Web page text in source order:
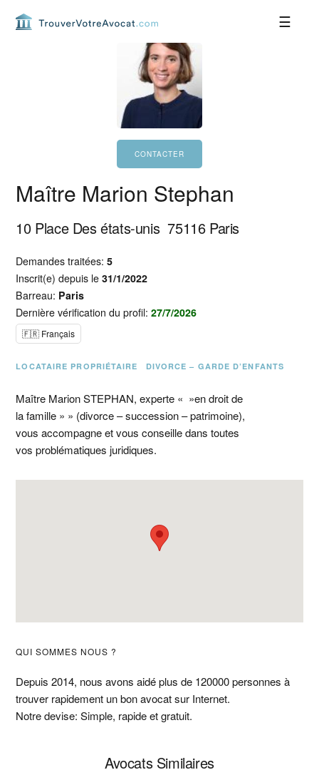
Maître Marion Stephan
10 Place Des états-unis 75116 Paris
Demandes traitées:5
Inscrit(e) depuis le31/1/2022
Barreau: Paris
Dernière vérification du profil:27/7/2026
🇫🇷 Français
LOCATAIRE PROPRIÉTAIRE DIVORCE – GARDE D’ENFANTS
Maître Marion STEPHAN, experte « »en droit de
la famille » » (divorce – succession – patrimoine),
vous accompagne et vous conseille dans toutes
vos problématiques juridiques.
Barre
latérale
principale
QUI SOMMES NOUS ?
Depuis 2014, nous avons aidé plus de 120000 personnes à
trouver rapidement un bon avocat sur Internet.
Notre devise: Simple, rapide et gratuit.
Avocats Similaires